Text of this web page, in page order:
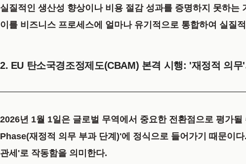
실질적인 생산성 향상이나 비용 절감 성과를 증명하지 못하는
이를 비즈니스 프로세스에 얼마나 유기적으로 통합하여 실질
2. EU 탄소국경조정제도(CBAM) 본격 시행: '재정적 의무
2026년 1월 1일은 글로벌 무역에서 중요한 전환점으로 평가
Phase(재정적 의무 부과 단계)'에 정식으로 들어가기 때문이
관세'로 작동함을 의미한다.